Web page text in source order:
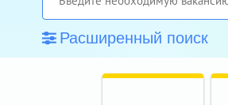
Расширенный поиск